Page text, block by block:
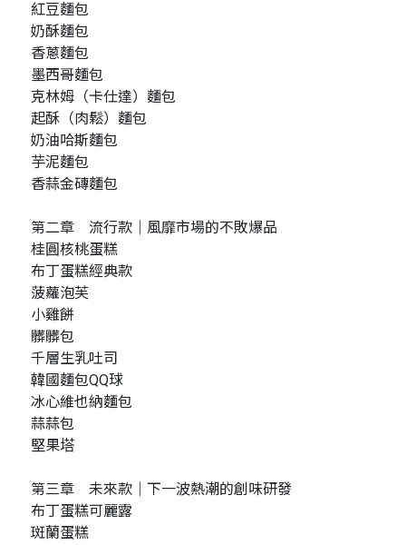
紅豆麵包
奶酥麵包
香蔥麵包
墨西哥麵包
克林姆（卡仕達）麵包
起酥（肉鬆）麵包
奶油哈斯麵包
芋泥麵包
香蒜金磚麵包
第二章 流行款｜風靡市場的不敗爆品
桂圓核桃蛋糕
布丁蛋糕經典款
菠蘿泡芙
小雞餅
髒髒包
千層生乳吐司
韓國麵包QQ球
冰心維也納麵包
蒜蒜包
堅果塔
第三章 未來款｜下一波熱潮的創味研發
布丁蛋糕可麗露
斑蘭蛋糕